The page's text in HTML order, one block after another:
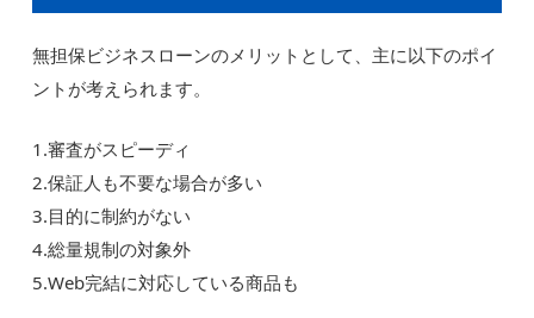
無担保ビジネスローンのメリットとして、主に以下のポイ
ントが考えられます。
1.審査がスピーディ
2.保証人も不要な場合が多い
3.目的に制約がない
4.総量規制の対象外
5.Web完結に対応している商品も